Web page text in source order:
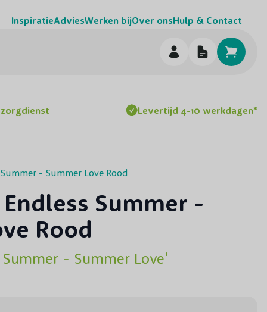
InspiratieAdviesWerken bijOver onsHulp & Contact
Levertijd 4-10 werkdagen*
- Summer Love Rood
Summer -
Rood
- Summer Love'